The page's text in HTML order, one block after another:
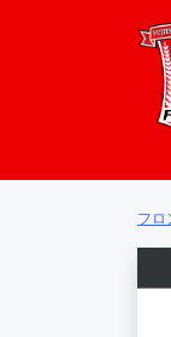
メインナ
フ